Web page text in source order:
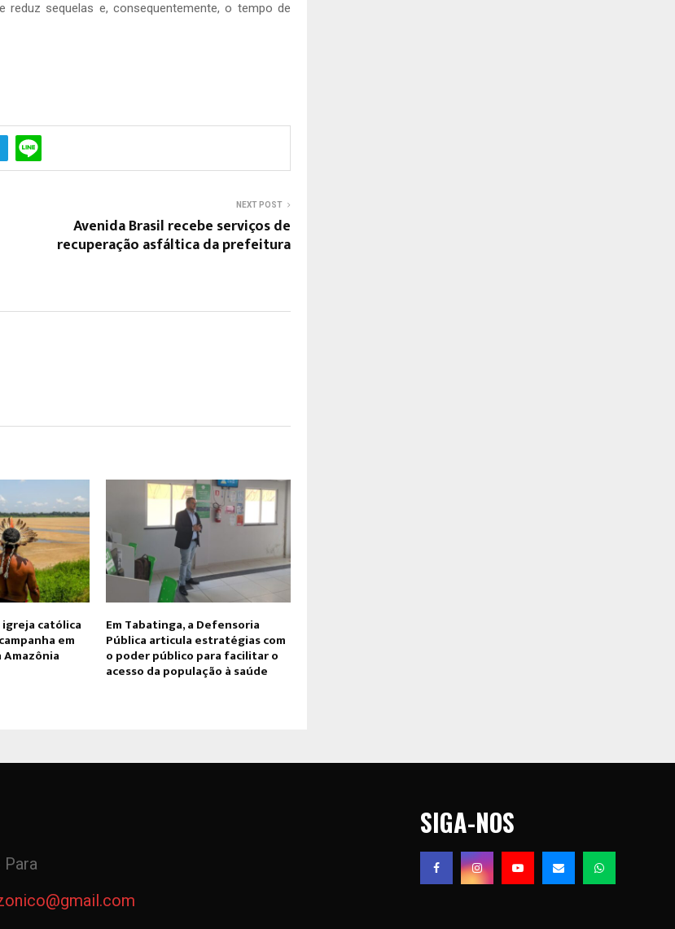
reduz sequelas e, consequentemente, o tempo de
NEXT POST
Avenida Brasil recebe serviços de
recuperação asfáltica da prefeitura
católica
em
Amazônia
Em Tabatinga, a Defensoria
Pública articula estratégias com
o poder público para facilitar o
acesso da população à saúde
SIGA-NOS